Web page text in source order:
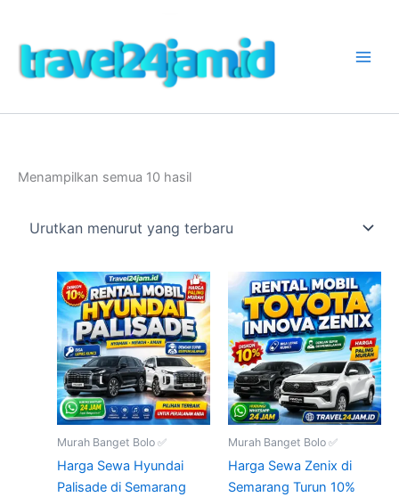
konten
Menampilkan semua 10 hasilDiurutkan
Murah Banget Bolo ✅
Harga Sewa Hyundai
Palisade di Semarang
Murah Banget Bolo ✅
Harga Sewa Zenix di
Semarang Turun 10%